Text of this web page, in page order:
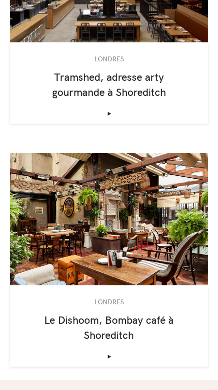
LONDRES
Tramshed, adresse arty
gourmande à Shoreditch
‣
LONDRES
Le Dishoom, Bombay café à
Shoreditch
‣